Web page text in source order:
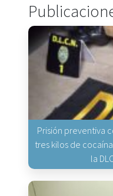
Prisión preventiva
tres kilos de
la